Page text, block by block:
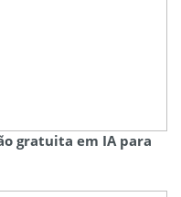
gratuita em IA para